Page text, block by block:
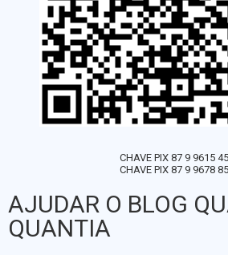
CHAVE PIX 87 9 9615
CHAVE PIX 87 9 9678
AJUDAR O BLOG
QUANTIA